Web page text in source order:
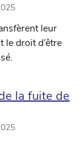
leur
le droit d’être
la fuite de